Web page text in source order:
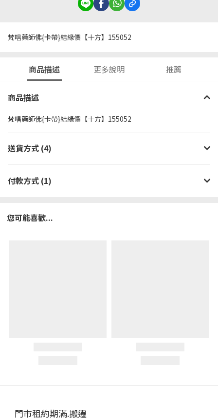
梵唱藥師佛{卡帶}結緣價【十方】155052
商品描述 更多說明 推薦
商品描述
梵唱藥師佛{卡帶}結緣價【十方】155052
送貨方式 (4)
付款方式 (1)
您可能喜歡...
門市租約期滿.搬遷